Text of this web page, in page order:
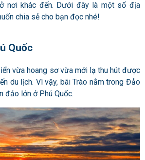
nơi khác đến. Dưới đây là một số địa
chia sẻ cho bạn đọc nhé!
Quốc
vừa hoang sơ vừa mới lạ thu hút được
du lịch. Vì vậy, bãi Trào nằm trong Đảo
đảo lớn ở Phú Quốc.